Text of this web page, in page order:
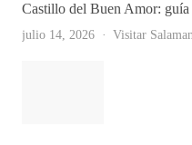
Castillo del Buen Amor:
julio 14, 2026 Visitar